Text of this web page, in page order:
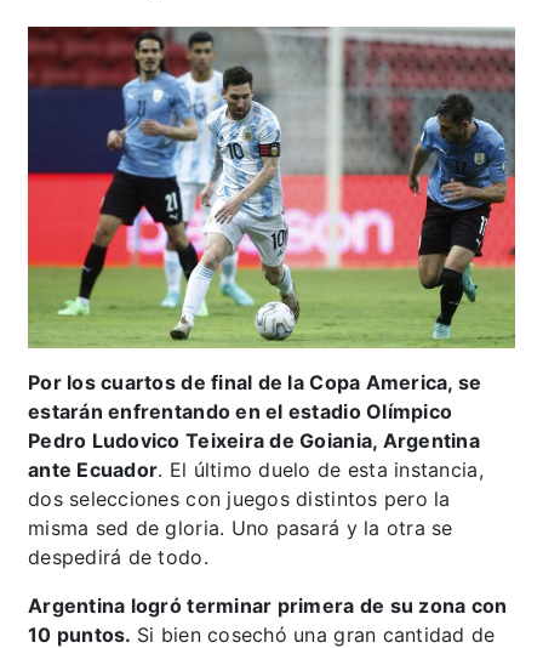
Por los cuartos de final de la Copa America, se
estarán enfrentando en el estadio Olímpico
Pedro Ludovico Teixeira de Goiania, Argentina
ante Ecuador. El último duelo de esta instancia,
dos selecciones con juegos distintos pero la
misma sed de gloria. Uno pasará y la otra se
despedirá de todo.
Argentina logró terminar primera de su zona con
10 puntos. Si bien cosechó una gran cantidad de